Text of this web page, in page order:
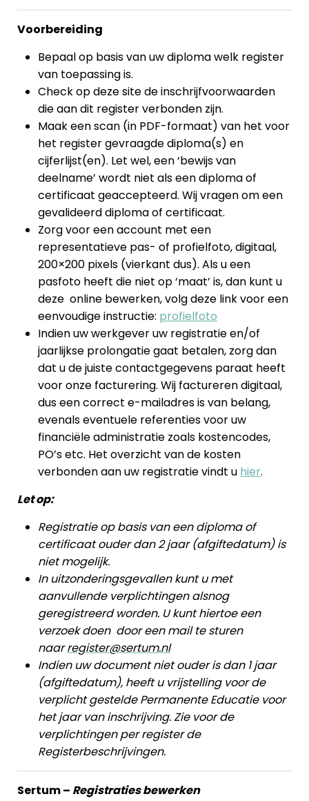
Voorbereiding
Bepaal op basis van uw diploma welk register
van toepassing is.
Check op deze site de inschrijfvoorwaarden
die aan dit register verbonden zijn.
Maak een scan (in PDF-formaat) van het voor
het register gevraagde diploma(s) en
cijferlijst(en). Let wel, een ‘bewijs van
deelname’ wordt niet als een diploma of
certificaat geaccepteerd. Wij vragen om een
gevalideerd diploma of certificaat.
Zorg voor een account met een
representatieve pas- of profielfoto, digitaal,
200×200 pixels (vierkant dus). Als u een
pasfoto heeft die niet op ‘maat’ is, dan kunt u
deze online bewerken, volg deze link voor een
eenvoudige instructie: profielfoto
Indien uw werkgever uw registratie en/of
jaarlijkse prolongatie gaat betalen, zorg dan
dat u de juiste contactgegevens paraat heeft
voor onze facturering. Wij factureren digitaal,
dus een correct e-mailadres is van belang,
evenals eventuele referenties voor uw
financiële administratie zoals kostencodes,
PO’s etc. Het overzicht van de kosten
verbonden aan uw registratie vindt u hier.
Let op:
Registratie op basis van een diploma of
certificaat ouder dan 2 jaar (afgiftedatum) is
niet mogelijk.
In uitzonderingsgevallen kunt u met
aanvullende verplichtingen alsnog
geregistreerd worden. U kunt hiertoe een
verzoek doen door een mail te sturen
naarregister@sertum.nl
Indien uw document niet ouder is dan 1 jaar
(afgiftedatum), heeft u vrijstelling voor de
verplicht gestelde Permanente Educatie voor
het jaar van inschrijving. Zie voor de
verplichtingen per register de
Registerbeschrijvingen.
Sertum – Registraties bewerken